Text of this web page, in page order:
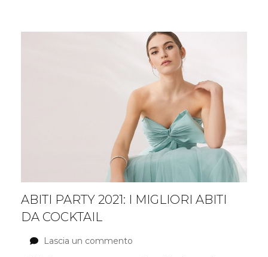
ABITI PARTY 2021: I MIGLIORI ABITI
DA COCKTAIL
Lascia un commento